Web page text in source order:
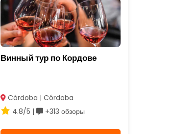
Винный тур по Кордове
Córdoba | Córdoba
4.8/5 |
+313 обзоры